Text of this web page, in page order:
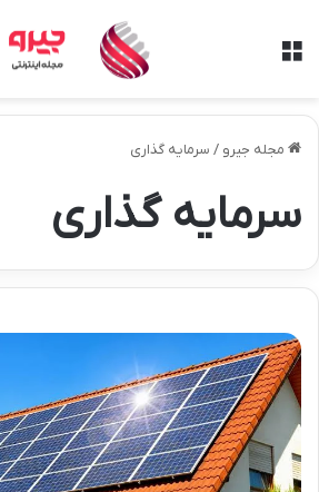
مجله جیرو / سرمایه گذاری
سرمایه گذاری